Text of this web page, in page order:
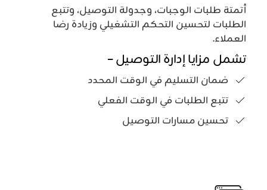
أتمتة طلبات الوجبات، وجدولة التوصيل، وتتبع
الطلبات لتحسين التحكم التشغيلي وزيادة رضا
العملاء.
تشمل مزايا إدارة التوصيل –
ضمان التسليم في الوقت المحدد
تتبع الطلبات في الوقت الفعلي
تحسين مسارات التوصيل